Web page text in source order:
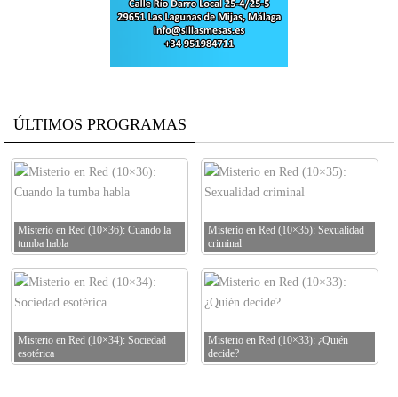
ÚLTIMOS PROGRAMAS
Misterio en Red (10×36): Cuando la
tumba habla
Misterio en Red (10×35): Sexualidad
criminal
Misterio en Red (10×34): Sociedad
esotérica
Misterio en Red (10×33): ¿Quién
decide?